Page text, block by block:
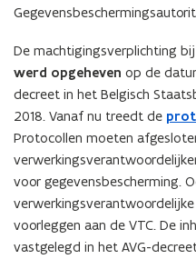
De machtigingsverplichting
werd opgeheven op de
decreet in het Belgisch
2018. Vanaf nu treedt de
Protocollen moeten
voor gegevensbescherming.
voorleggen aan de VTC. De
vastgelegd in het AVG-